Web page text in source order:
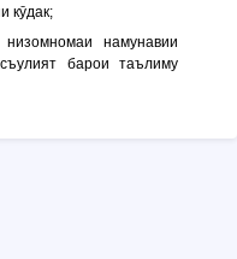
кӯдак;
намунавии
барои таълиму